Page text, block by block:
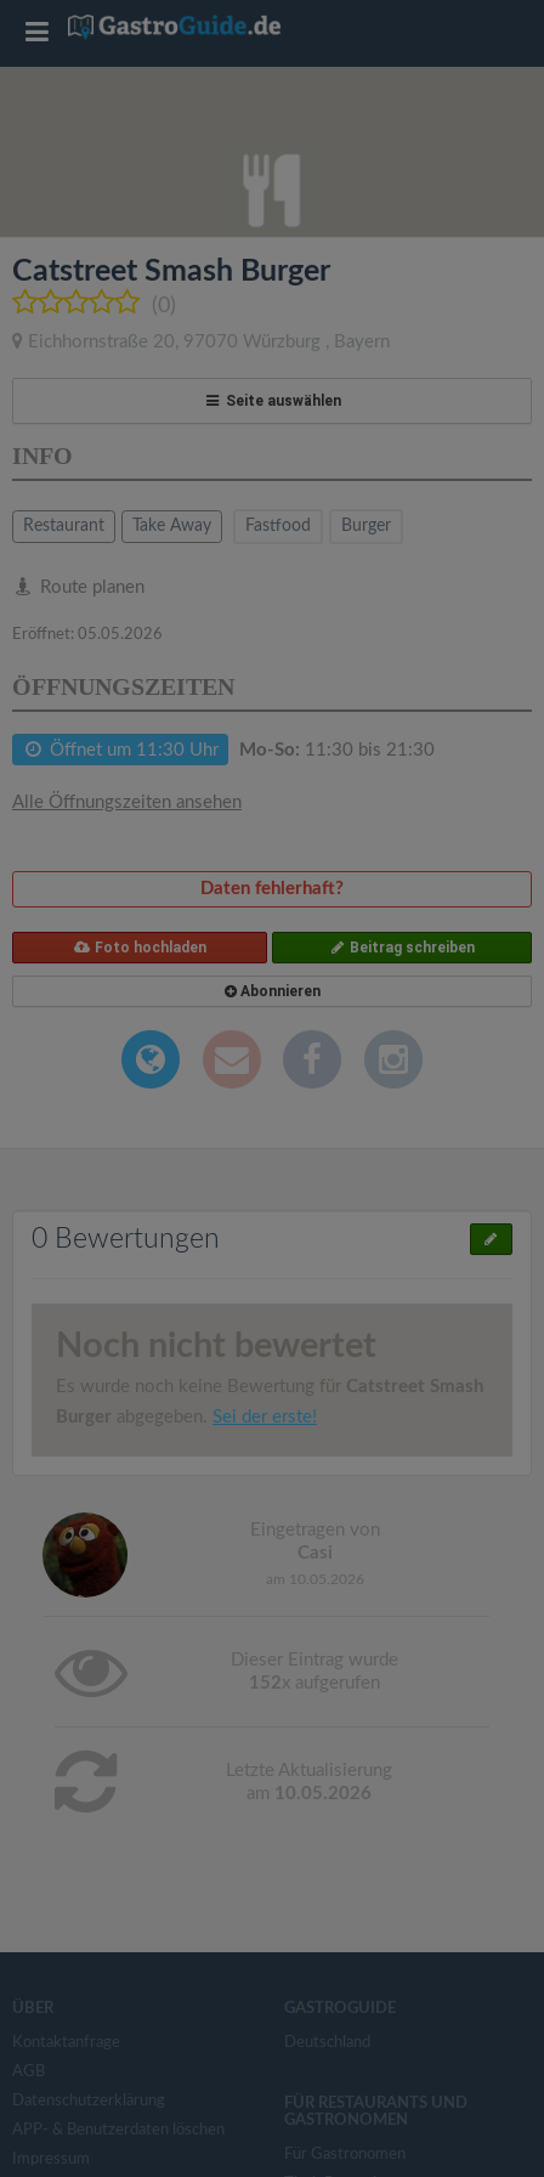
Catstreet Smash Burger
(0)
Eichhornstraße 20, 97070 Würzburg , Bayern
Seite auswählen
INFO
Restaurant Take Away Fastfood Burger
Route planen
Eröffnet: 05.05.2026
ÖFFNUNGSZEITEN
Öffnet um 11:30 Uhr Mo-So: 11:30 bis 21:30
Alle Öffnungszeiten ansehen
Daten fehlerhaft?
Foto hochladen Beitrag schreiben
Abonnieren
0 Bewertungen
Noch nicht bewertet
Es wurde noch keine Bewertung für Catstreet Smash
Burger abgegeben. Sei der erste!
Eingetragen von
Casi
am 10.05.2026
Dieser Eintrag wurde
152x aufgerufen
Letzte Aktualisierung
am 10.05.2026
ÜBER
Kontaktanfrage
AGB
Datenschutzerklärung
APP- & Benutzerdaten löschen
Impressum
GASTROGUIDE
Deutschland
FÜR RESTAURANTS UND
GASTRONOMEN
Für Gastronomen
T
l
e
a
v
a
t
i
o